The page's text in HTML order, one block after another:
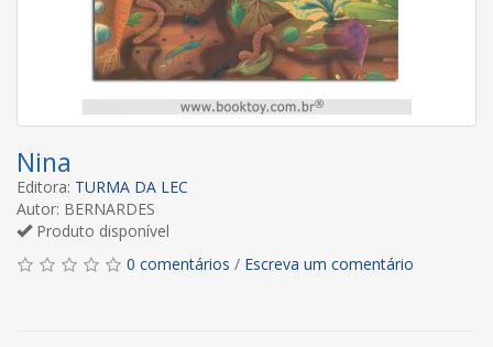
Nina
Editora: TURMA DA LEC
Autor: BERNARDES
Produto disponível
0 comentários / Escreva um comentário